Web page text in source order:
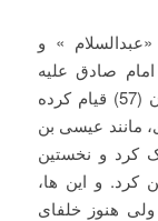
های «عبدالسلام » و
صادق علیه
السلام بردم. این، در زمانی که سیاه جامگان (57) قیام کرده
مانند عیسی بن
کرد و نخستین
و این ها،
ساز حکومت بنی عباس شدند، (58) ولی هنوز خلفای